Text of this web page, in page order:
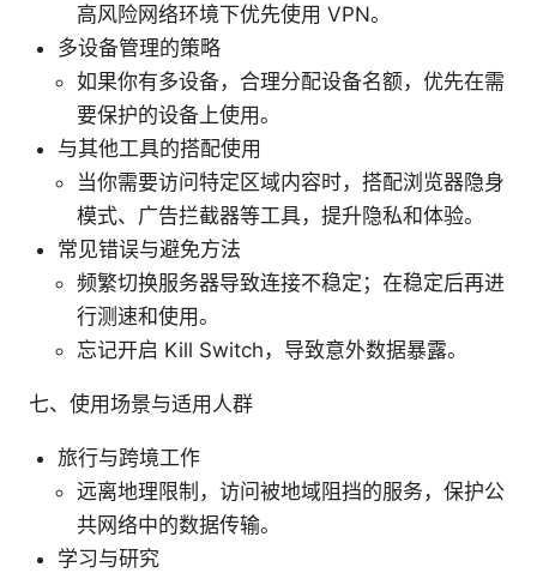
高风险网络环境下优先使用 VPN。
多设备管理的策略
如果你有多设备，合理分配设备名额，优先在需
要保护的设备上使用。
与其他工具的搭配使用
当你需要访问特定区域内容时，搭配浏览器隐身
模式、广告拦截器等工具，提升隐私和体验。
常见错误与避免方法
频繁切换服务器导致连接不稳定；在稳定后再进
行测速和使用。
忘记开启 Kill Switch，导致意外数据暴露。
七、使用场景与适用人群
旅行与跨境工作
远离地理限制，访问被地域阻挡的服务，保护公
共网络中的数据传输。
学习与研究